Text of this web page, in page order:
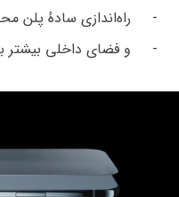
-
راه‌اندازی سادهٔ پلن
-
و فضای داخلی بیشتر